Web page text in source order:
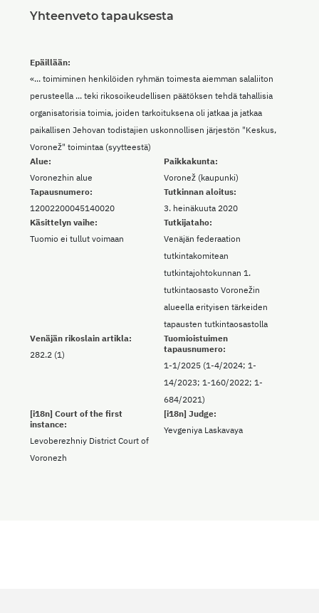
Yhteenveto tapauksesta
Alue:
Voronezhin alue
Paikkakunta:
Voronež (kaupunki)
Epäillään:
«... toimiminen henkilöiden ryhmän toimesta aiemman salaliiton
perusteella ... teki rikosoikeudellisen päätöksen tehdä tahallisia
organisatorisia toimia, joiden tarkoituksena oli jatkaa ja jatkaa
paikallisen Jehovan todistajien uskonnollisen järjestön "Keskus,
Voronež" toimintaa (syytteestä)
Tapausnumero:
12002200045140020
Tutkinnan aloitus:
3. heinäkuuta 2020
Käsittelyn vaihe:
Tuomio ei tullut voimaan
Tutkijataho:
Venäjän federaation
tutkintakomitean
tutkintajohtokunnan 1.
tutkintaosasto Voronežin
alueella erityisen tärkeiden
tapausten tutkintaosastolla
Venäjän rikoslain artikla:
282.2 (1)
Tuomioistuimen
tapausnumero:
1-1/2025 (1-4/2024; 1-
14/2023; 1-160/2022; 1-
684/2021)
[i18n] Court of the first
instance:
Levoberezhniy District Court of
Voronezh
[i18n] Judge:
Yevgeniya Laskavaya